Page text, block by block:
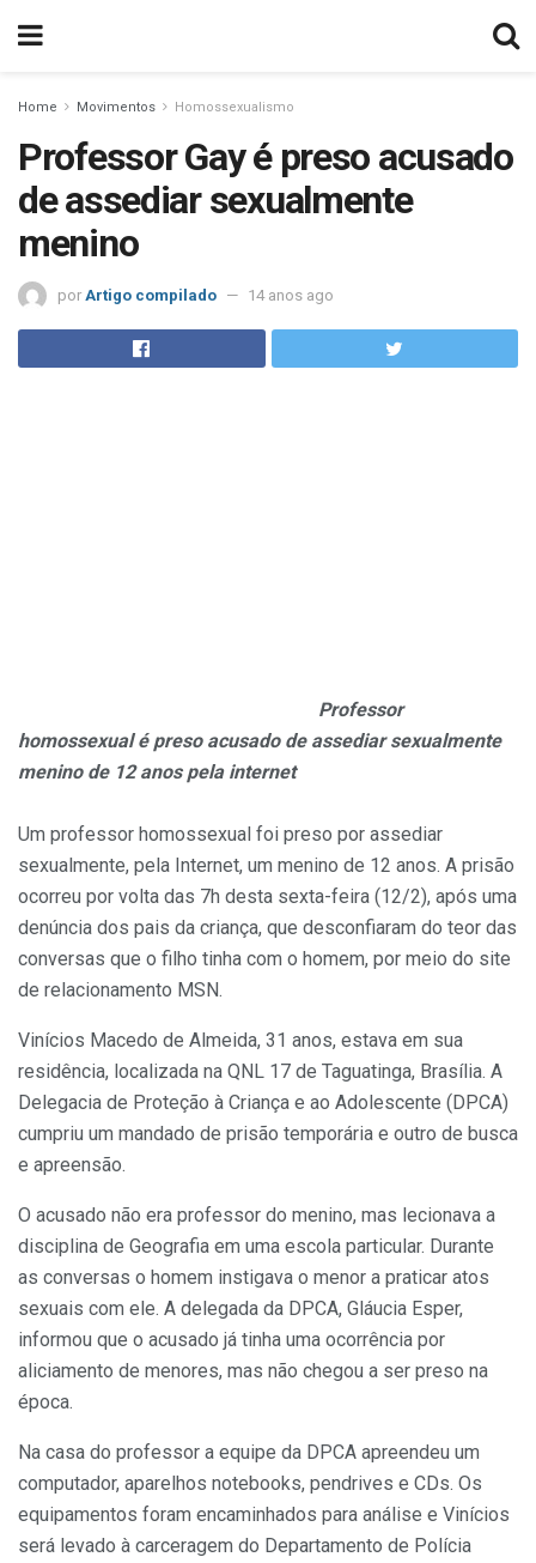
Home Movimentos Homossexualismo
Professor Gay é preso acusado
de assediar sexualmente
menino
por Artigo compilado 14 anos ago
Professor
homossexual é preso acusado de assediar sexualmente
menino de 12 anos pela internet
Um professor homossexual foi preso por assediar
sexualmente, pela Internet, um menino de 12 anos. A prisão
ocorreu por volta das 7h desta sexta-feira (12/2), após uma
denúncia dos pais da criança, que desconfiaram do teor das
conversas que o filho tinha com o homem, por meio do site
de relacionamento MSN.
Vinícios Macedo de Almeida, 31 anos, estava em sua
residência, localizada na QNL 17 de Taguatinga, Brasília. A
Delegacia de Proteção à Criança e ao Adolescente (DPCA)
cumpriu um mandado de prisão temporária e outro de busca
e apreensão.
O acusado não era professor do menino, mas lecionava a
disciplina de Geografia em uma escola particular. Durante
as conversas o homem instigava o menor a praticar atos
sexuais com ele. A delegada da DPCA, Gláucia Esper,
informou que o acusado já tinha uma ocorrência por
aliciamento de menores, mas não chegou a ser preso na
época.
Na casa do professor a equipe da DPCA apreendeu um
computador, aparelhos notebooks, pendrives e CDs. Os
equipamentos foram encaminhados para análise e Vinícios
será levado à carceragem do Departamento de Polícia